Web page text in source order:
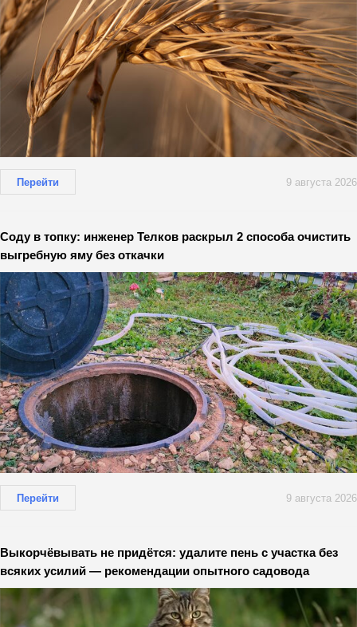
Перейти 9 августа 2026
Соду в топку: инженер Телков раскрыл 2 способа очистить
выгребную яму без откачки
Перейти 9 августа 2026
Выкорчёвывать не придётся: удалите пень с участка без
всяких усилий — рекомендации опытного садовода